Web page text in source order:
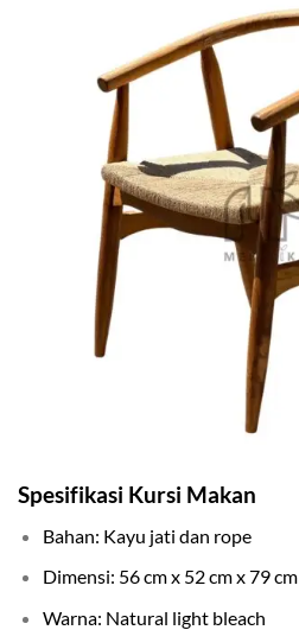
Spesifikasi Kursi Makan
Bahan: Kayu jati dan rope
Dimensi: 56 cm x 52 cm x 79 cm
Warna: Natural light bleach